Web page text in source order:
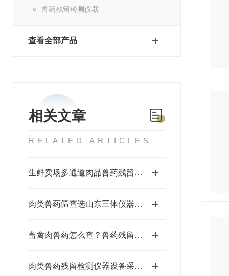
兽药残留检测仪器
查看全部产品
相关文章
RELATED ARTICLES
生鲜卖场多通道肉品兽药残留检测仪 源-头厂家
肉类兽药筛查选山东三体仪器，抗生素瘦肉精一站式检测
畜禽肉兽药怎么查？兽药残留检测仪抗生素 / 瘦肉精 / 激素检测全解析
肉类兽药残留检测仪器设备采购清单及实施方案